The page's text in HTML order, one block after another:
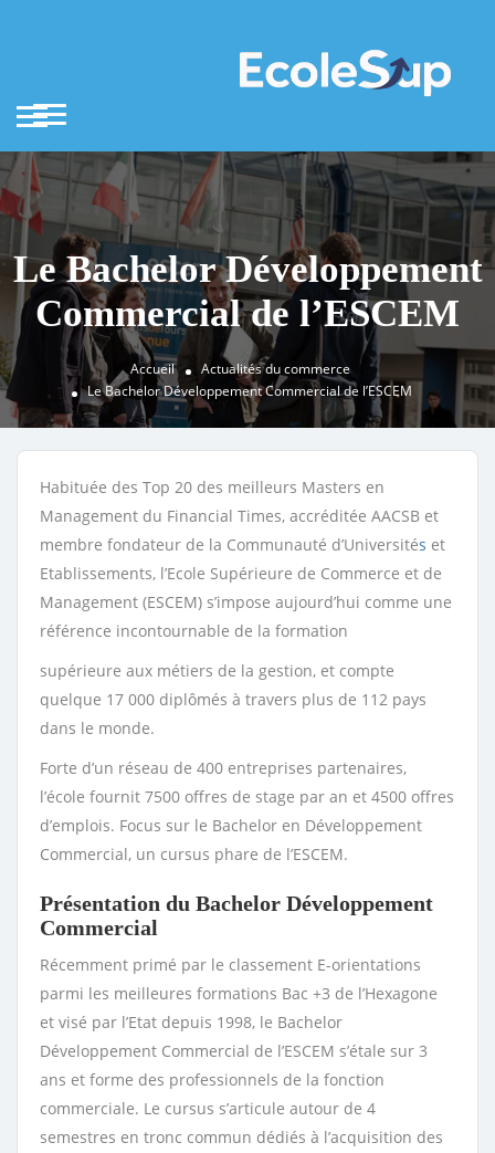
Le Bachelor Développement
Commercial de l’ESCEM
Accueil
Actualités du commerce
Le Bachelor Développement Commercial de l’ESCEM
Habituée des Top 20 des meilleurs Masters en
Management du Financial Times, accréditée AACSB et
membre fondateur de la Communauté d’Universités et
Etablissements, l’Ecole Supérieure de Commerce et de
Management (ESCEM) s’impose aujourd’hui comme une
référence incontournable de la formation
supérieure aux métiers de la gestion, et compte
quelque 17 000 diplômés à travers plus de 112 pays
dans le monde.
Forte d’un réseau de 400 entreprises partenaires,
l’école fournit 7500 offres de stage par an et 4500 offres
d’emplois. Focus sur le Bachelor en Développement
Commercial, un cursus phare de l’ESCEM.
Présentation du Bachelor Développement
Commercial
Récemment primé par le classement E-orientations
parmi les meilleures formations Bac +3 de l’Hexagone
et visé par l’Etat depuis 1998, le Bachelor
Développement Commercial de l’ESCEM s’étale sur 3
ans et forme des professionnels de la fonction
commerciale. Le cursus s’articule autour de 4
semestres en tronc commun dédiés à l’acquisition des